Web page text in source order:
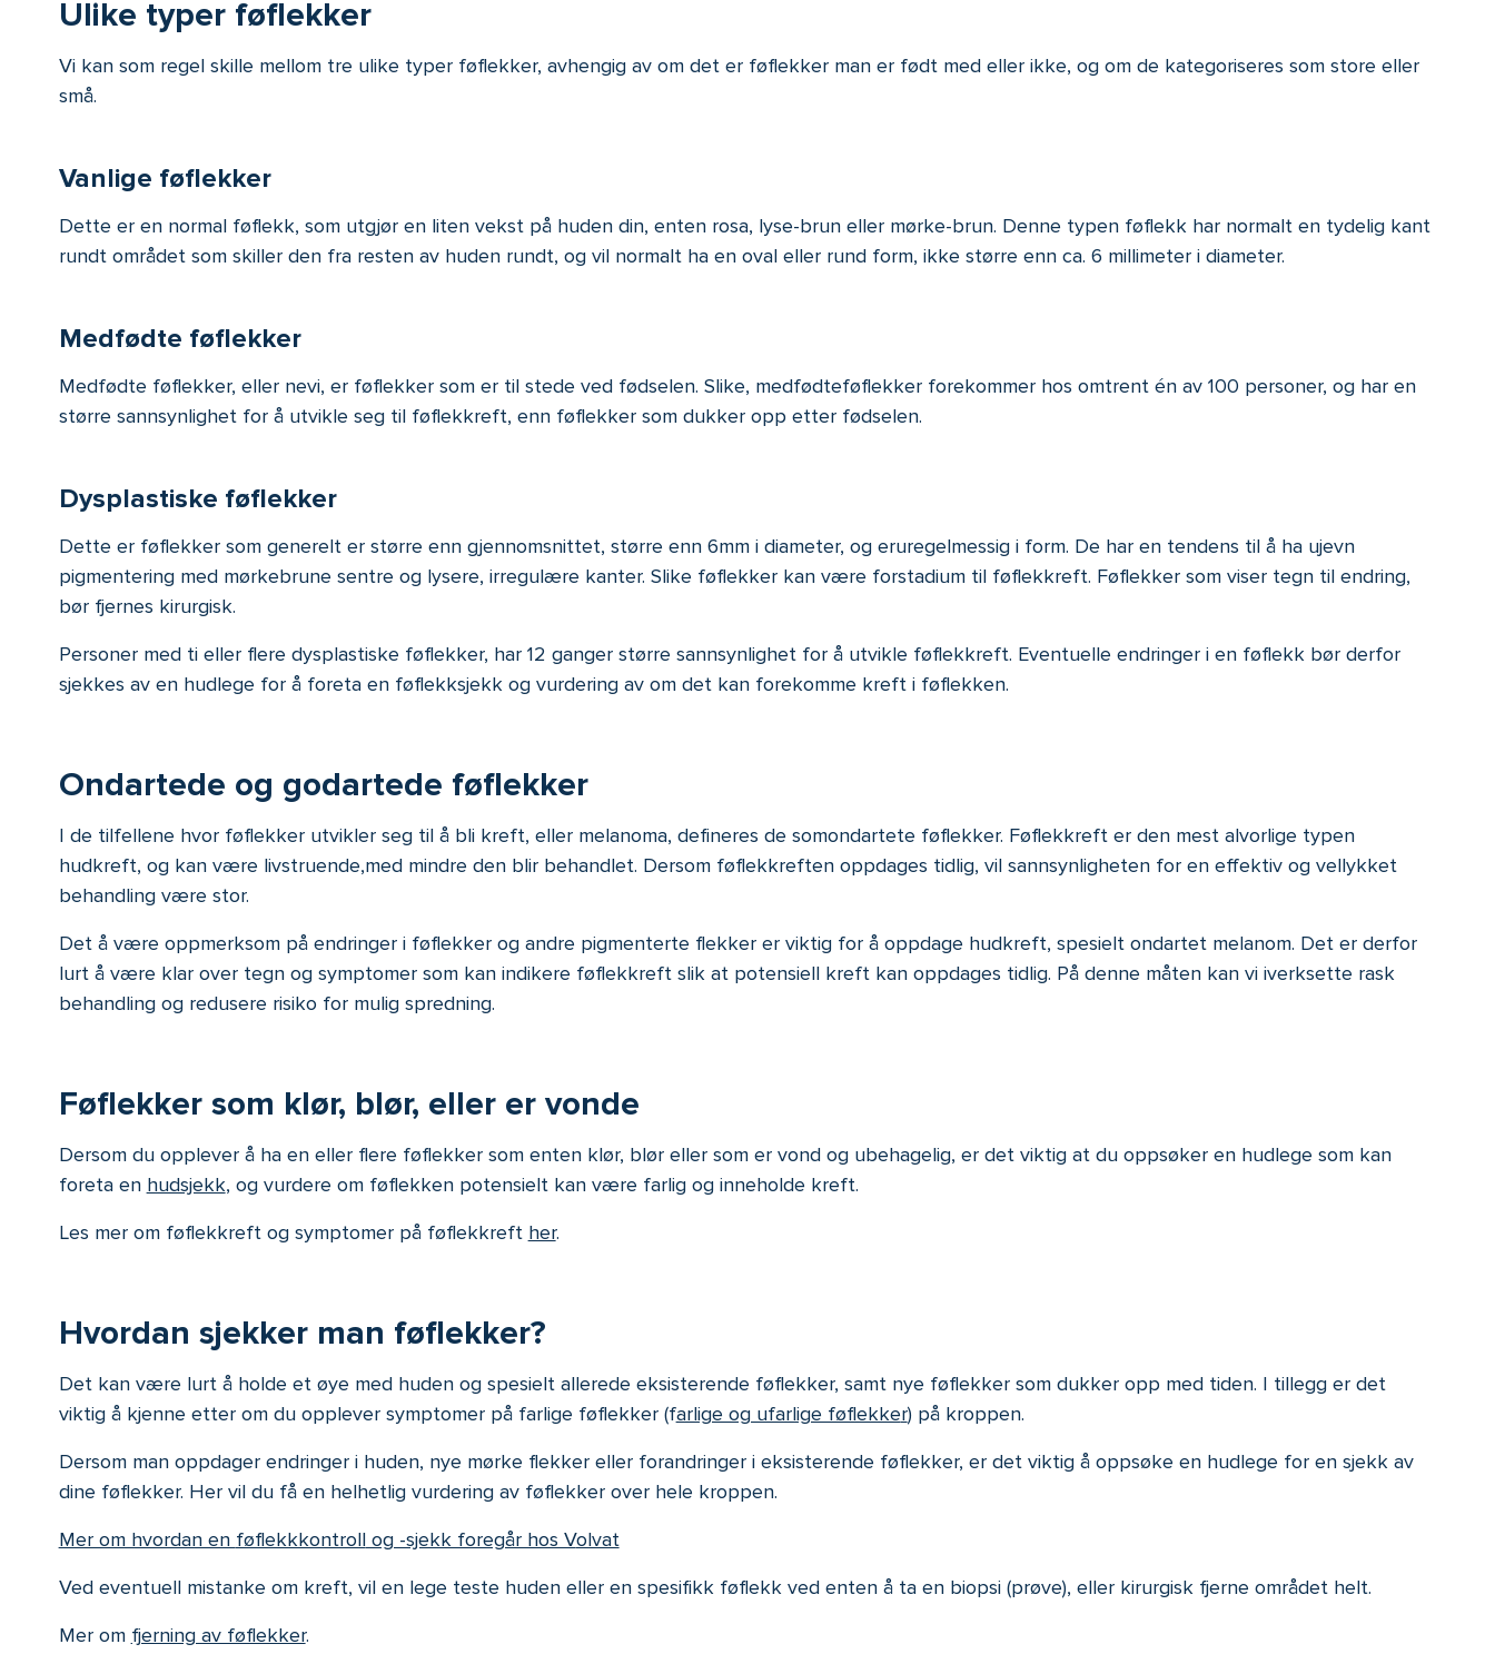
Ulike typer føflekker
Vi kan som regel skille mellom tre ulike typer føflekker, avhengig av om det er føflekker man er født med eller ikke, og om de kategoriseres som store eller
små.
Vanlige føflekker
Dette er en normal føflekk, som utgjør en liten vekst på huden din, enten rosa, lyse-brun eller mørke-brun. Denne typen føflekk har normalt en tydelig kant
rundt området som skiller den fra resten av huden rundt, og vil normalt ha en oval eller rund form, ikke større enn ca. 6 millimeter i diameter.
Medfødte føflekker
Medfødte føflekker, eller nevi, er føflekker som er til stede ved fødselen. Slike, medfødteføflekker forekommer hos omtrent én av 100 personer, og har en
større sannsynlighet for å utvikle seg til føflekkreft, enn føflekker som dukker opp etter fødselen.
Dysplastiske føflekker
Dette er føflekker som generelt er større enn gjennomsnittet, større enn 6mm i diameter, og eruregelmessig i form. De har en tendens til å ha ujevn
pigmentering med mørkebrune sentre og lysere, irregulære kanter. Slike føflekker kan være forstadium til føflekkreft. Føflekker som viser tegn til endring,
bør fjernes kirurgisk.
Personer med ti eller flere dysplastiske føflekker, har 12 ganger større sannsynlighet for å utvikle føflekkreft. Eventuelle endringer i en føflekk bør derfor
sjekkes av en hudlege for å foreta en føflekksjekk og vurdering av om det kan forekomme kreft i føflekken.
Ondartede og godartede føflekker
I de tilfellene hvor føflekker utvikler seg til å bli kreft, eller melanoma, defineres de somondartete føflekker. Føflekkreft er den mest alvorlige typen
hudkreft, og kan være livstruende,med mindre den blir behandlet. Dersom føflekkreften oppdages tidlig, vil sannsynligheten for en effektiv og vellykket
behandling være stor.
Det å være oppmerksom på endringer i føflekker og andre pigmenterte flekker er viktig for å oppdage hudkreft, spesielt ondartet melanom. Det er derfor
lurt å være klar over tegn og symptomer som kan indikere føflekkreft slik at potensiell kreft kan oppdages tidlig. På denne måten kan vi iverksette rask
behandling og redusere risiko for mulig spredning.
Føflekker som klør, blør, eller er vonde
Dersom du opplever å ha en eller flere føflekker som enten klør, blør eller som er vond og ubehagelig, er det viktig at du oppsøker en hudlege som kan
foreta en hudsjekk, og vurdere om føflekken potensielt kan være farlig og inneholde kreft.
Les mer om føflekkreftog symptomer på føflekkreft her.
Hvordan sjekker man føflekker?
Det kan være lurt å holde et øye med huden og spesielt allerede eksisterende føflekker, samt nye føflekker som dukker opp med tiden. I tillegg er det
viktig å kjenne etter om du opplever symptomer på farlige føflekker (farlige og ufarlige føflekker) på kroppen.
Dersom man oppdager endringer i huden, nye mørke flekker eller forandringer i eksisterende føflekker, er det viktig å oppsøke en hudlege for en sjekk av
dine føflekker. Her vil du få en helhetlig vurdering av føflekker over hele kroppen.
Mer om hvordan en føflekkkontrollog -sjekk foregår hos Volvat
Ved eventuell mistanke om kreft, vil en lege teste huden eller en spesifikk føflekkved entenåta en biopsi (prøve), eller kirurgisk fjerne området helt.
Mer om fjerning av føflekker.